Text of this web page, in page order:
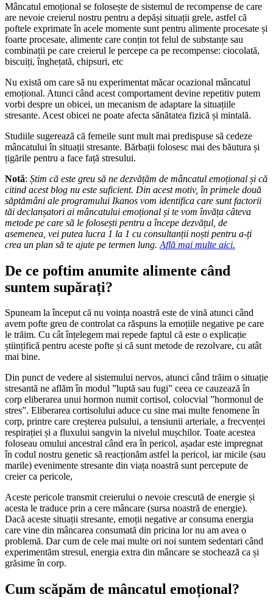
Mâncatul emoțional se folosește de sistemul de recompense de care
are nevoie creierul nostru pentru a depăși situații grele, astfel că
poftele exprimate în acele momente sunt pentru alimente procesate și
foarte procesate, alimente care conțin tot felul de substanțe sau
combinații pe care creierul le percepe ca pe recompense: ciocolată,
biscuiți, înghețată, chipsuri, etc
Nu există om care să nu experimentat măcar ocazional mâncatul
emoțional. Atunci când acest comportament devine repetitiv putem
vorbi despre un obicei, un mecanism de adaptare la situațiile
stresante. Acest obicei ne poate afecta sănătatea fizică și mintală.
Studiile sugerează că femeile sunt mult mai predispuse să cedeze
mâncatului în situații stresante. Bărbații folosesc mai des băutura și
țigările pentru a face față stresului.
Notă: Știm că este greu să ne dezvățăm de mâncatul emoțional și că
citind acest blog nu este suficient. Din acest motiv, în primele două
săptămâni ale programului Ikanos vom identifica care sunt factorii
tăi declanșatori ai mâncatului emoțional și te vom învăța câteva
metode pe care să le folosești pentru a începe dezvățul, de
asemenea, vei putea lucra 1 la 1 cu consultanții noști pentru a-ți
crea un plan să te ajute pe termen lung. Află mai multe aici.
De ce poftim anumite alimente când
suntem supărați?
Spuneam la început că nu voința noastră este de vină atunci când
avem pofte greu de controlat ca răspuns la emoțiile negative pe care
le trăim. Cu cât înțelegem mai repede faptul că este o explicație
științifică pentru aceste pofte și că sunt metode de rezolvare, cu atât
mai bine.
Din punct de vedere al sistemului nervos, atunci când trăim o situație
stresantă ne aflăm în modul ”luptă sau fugi” ceea ce cauzează în
corp eliberarea unui hormon numit cortisol, colocvial ”hormonul de
stres”. Eliberarea cortisolului aduce cu sine mai multe fenomene în
corp, printre care creșterea pulsului, a tensiunii arteriale, a frecvenței
respirației și a fluxului sangvin la nivelul mușchilor. Toate acestea
foloseau omului ancestral când era în pericol, așadar este impregnat
în codul nostru genetic să reacționăm astfel la pericol, iar micile (sau
marile) evenimente stresante din viața noastră sunt percepute de
creier ca pericole,
Aceste pericole transmit creierului o nevoie crescută de energie și
acesta le traduce prin a cere mâncare (sursa noastră de energie).
Dacă aceste situații stresante, emoții negative ar consuma energia
care vine din mâncarea consumată din pricina lor nu am avea o
problemă. Dar cum de cele mai multe ori noi suntem sedentari când
experimentăm stresul, energia extra din mâncare se stochează ca și
grăsime în corp.
Cum scăpăm de mâncatul emoțional?